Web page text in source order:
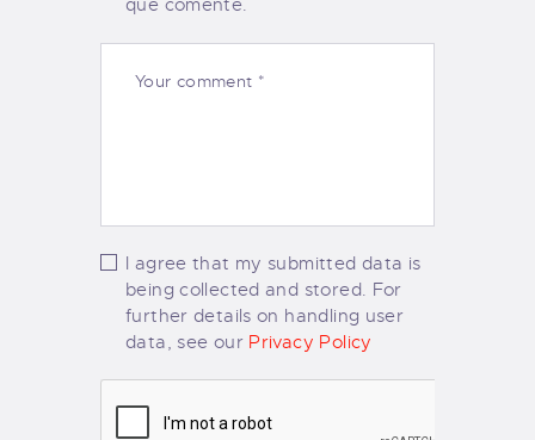
que comente.
I agree that my submitted data is
being collected and stored. For
further details on handling user
data, see our Privacy Policy